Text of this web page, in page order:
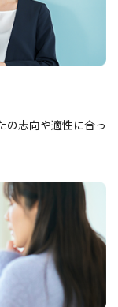
の志向や適性に合っ